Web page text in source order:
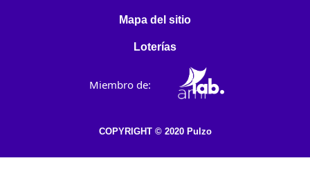
Mapa del sitio
Loterías
Miembro de:
COPYRIGHT © 2020 Pulzo